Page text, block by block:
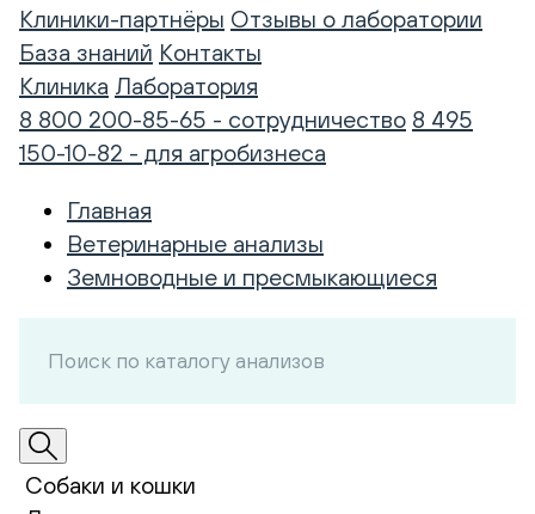
Клиники-партнёры Отзывы о лаборатории
База знаний Контакты
Клиника Лаборатория
8 800 200-85-65 - сотрудничество 8 495
150-10-82 - для агробизнеса
Главная
Ветеринарные анализы
Земноводные и пресмыкающиеся
Собаки и кошки